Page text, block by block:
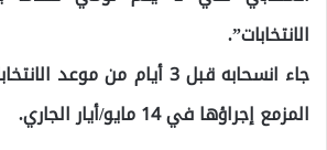
الانتخابات”.
جاء انسحابه قبل 3 أيام من
المزمع إجراؤها في 14 مايو/أيار الجاري.